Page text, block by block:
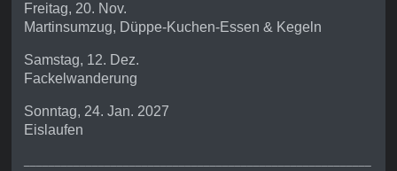
Freitag, 20. Nov.
Martinsumzug, Düppe-Kuchen-Essen & Kegeln
Samstag, 12. Dez.
Fackelwanderung
Sonntag, 24. Jan. 2027
Eislaufen